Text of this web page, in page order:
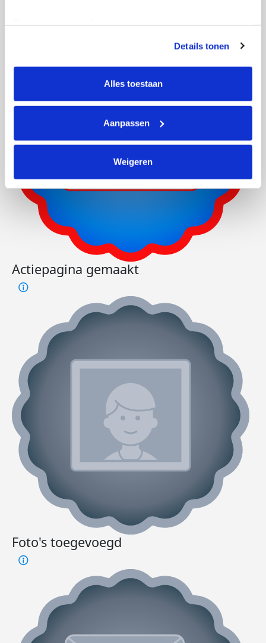
tonen. Je kunt je toestemming op elk moment wijzigen of
intrekken via Cookie instellingen onderaan de pagina. De
lijst met cookies is te vinden in het tabblad “details”.
Details tonen
Alles toestaan
Aanpassen
Weigeren
Actiepagina gemaakt
Foto's toegevoegd